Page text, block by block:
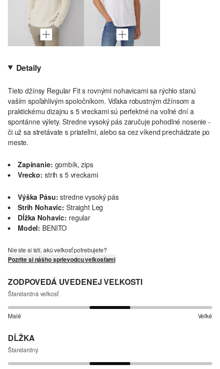
Detaily
Tieto džínsy Regular Fit s rovnými nohavicami sa rýchlo stanú
vaším spoľahlivým spoločníkom. Vďaka robustným džínsom a
praktickému dizajnu s 5 vreckami sú perfektné na voľné dní a
spontánne výlety. Stredne vysoký pás zaručuje pohodlné nosenie -
či už sa stretávate s priateľmi, alebo sa cez víkend prechádzate po
meste.
Zapínanie: gombík, zips
Vrecko: strih s 5 vreckami
Výška Pásu: stredne vysoký pás
Strih Nohavíc: Straight Leg
Dĺžka Nohavíc: regular
Model: BENITO
Nie ste si istí, akú veľkosť potrebujete?
Pozrite si nášho sprievodcu veľkosťami
ZODPOVEDÁ UVEDENEJ VEĽKOSTI
Štandardná veľkosť
Malé Veľké
DĹŽKA
Štandardný